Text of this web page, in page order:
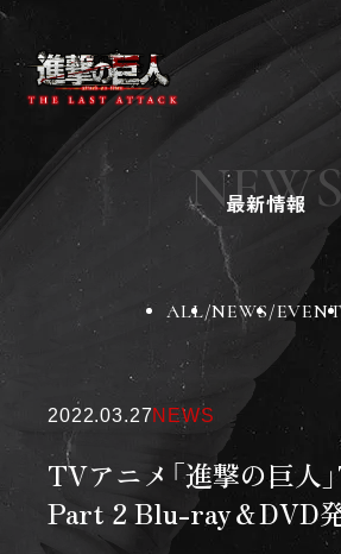
ニュー
作品紹
チケ
劇場グ
劇場
スペシ
NEWS
最新情報
ALL NEWS EVENT
2022.03.27NEWS
TVアニメ「進撃の巨人
Part 2 Blu-ray＆DVD発